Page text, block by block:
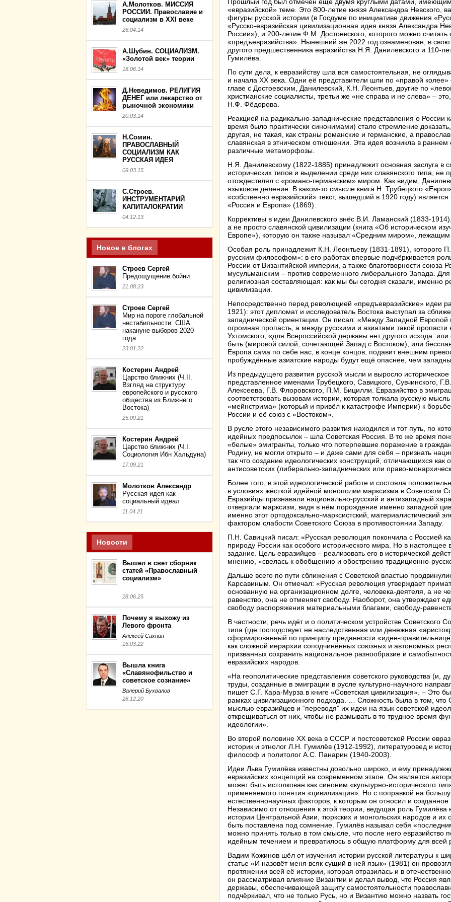
А.Молотков. МИССИЯ
РОССИИ. Православие и
социализм в XXI веке
26.04.14
А.Шубин. СОЦИАЛИЗМ.
«Золотой век» теории
18.06.14
Д.Неведимов. РЕЛИГИЯ
ДЕНЕГ или лекарство от
рыночной экономики
20.03.14
Н.Сомин.
ПРАВОСЛАВНЫЙ
СОЦИАЛИЗМ КАК
РУССКАЯ ИДЕЯ
09.03.15
С.Строев.
ИНСТРУМЕНТАРИЙ
КАПИТАЛОКРАТИИ
04.12.13
Новое в блогах
Строев Сергей
Предощущение бойни
21.08.23
Строев Сергей
Мир на пороге глобальной
нестабильности: США
накануне выборов 2020
года
23.01.22
Костерин Андрей
Царство ближних (Ч.II.
Взгляд на структуру
европейского и русского
общества из Ближнего
Востока)
25.09.21
Костерин Андрей
Царство ближних (Ч.I.
Социология Ибн Хальдуна)
17.09.21
Молотков Александр
Русская идея как
социальный идеал
11.04.21
Новости
Вышел в свет сборник
статей «Православный
социализм»
28.06.25
Почему я выхожу из
Левого фронта
Алексей Сахнин
16.03.22
Вышла книга
«Славянофильство и
советское сознание»
Валерий Бухвалов
28.12.20
«евразийской» теме. Это 800-летие князя Александра Невского,
фигуры русской истории (в Госдуме по инициативе движения
«Русско-евразийская цивилизационная идея князя Александра
России»), и 200-летие Ф.М. Достоевского, которого можно
«предъевразийства». Нынешний же 2022 год ознаменован, в
другого предшественника евразийства Н.Я. Данилевского и 110-
Гумилёва.
По сути дела, к евразийству шла вся самостоятельная, не
и начала XX века. Одни её представители шли по «правой
главе с Достоевским, Данилевский, К.Н. Леонтьев, другие по
христианские социалисты, третьи же «не справа и не слева» –
Н.Ф. Фёдорова.
Реакцией на радикально-западнические представления о России
время было практически синонимами) стало стремление
другая, не такая, как страны романские и германские, а
славянская в этническом отношении. Эта идея возникла в
различные метаморфозы.
Н.Я. Данилевскому (1822-1885) принадлежит основная заслуга в
исторических типов и выделении среди них славянского типа,
отождествлял с «романо-германским» миром. Как видим,
языковое деление. В каком-то смысле книга Н. Трубецкого
«собственно евразийский» текст, вышедший в 1920 году)
«Россия и Европа» (1869).
Коррективы в идеи Данилевского внёс В.И. Ламанский (1833-
а не просто славянской цивилизации (книга «Об историческом
Европе»), которую он также называл «Средним миром»,
Особая роль принадлежит К.Н. Леонтьеву (1831-1891), которого
русским философом»: в его работах впервые подчёркивается
России от Византийской империи, а также благотворности союза
мусульманским – против современного либерального Запада.
религиозная составляющая: как мы бы сегодня сказали, именно
цивилизации.
Непосредственно перед революцией «предъевразийские» идеи
1921): этот дипломат и исследователь Востока выступал за
западнической ориентации. Он писал: «Между Западной Европой
огромная пропасть, а между русскими и азиатами такой
Ухтомского, «для Всероссийской державы нет другого исхода:
быть (мировой силой, сочетающей Запад с Востоком), или
Европа сама по себе нас, в конце концов, подавит внешним
пробуждённые азиатские народы будут ещё опаснее, чем
Из предыдущего развития русской мысли и выросло историческое
представленное именами Трубецкого, Савицкого, Сувчинского,
Алексеева, Г.В. Флоровского, П.М. Бицилли. Евразийство в
соответствовать вызовам истории, которая толкала русскую
«мейнстрима» (который и привёл к катастрофе Империи) к
России и её союз с «Востоком».
В русле этого независимого развития находился и тот путь, по
идейных предпосылок – шла Советская Россия. В то же время
«белые» эмигранты, только что потерпевшие поражение в
Родину, не могли открыто – и даже сами для себя – признать
так что создание идеологических конструкций, отличающихся как
антисоветских (либерально-западнических или право-
Более того, в этой идеологической работе и состояла
в условиях жёсткой идейной монополии марксизма в Советском
Евразийцы признавали национально-русский и антизападный
отвергали марксизм, видя в нём порождение именно западной
именно этот ортодоксально-марксистский, материалистический
фактором слабости Советского Союза в противостоянии Западу.
П.Н. Савицкий писал: «Русская революция покончила с Россией
природу России как особого исторического мира. Но в
задание. Цель евразийцев – реализовать его в исторической
мнению, «свелась к обобщению и обострению традиционно-
Дальше всего по пути сближения с Советской властью
Карсавиным. Он отмечал: «Русская революция утверждает
основанную на организационном долге, человека-деятеля, а не
равенство, она не отменяет свободу. Наоборот, она утверждает
свободу распоряжения материальными благами, свободу-
В частности, речь идёт и о политическом устройстве Советского
типа (где господствует не наследственная или денежная
сформированный по принципу преданности «идее-
как сложной иерархии соподчинённых союзных и автономных
призванных сохранить национальное разнообразие и
евразийских народов.
«На геополитические представления советского руководства
труды, созданные в эмиграции в русле культурно-научного
пишет С.Г. Кара-Мурза в книге «Советская цивилизация». – Это
рамках цивилизационного подхода. … Сложность была в том, что
мыслью евразийцев и “переводя” их идеи на язык советской
открещиваться от них, чтобы не размывать в то трудное время
идеологии».
Во второй половине XX века в СССР и постсоветской России
историк и этнолог Л.Н. Гумилёв (1912-1992), литературовед и
философ и политолог А.С. Панарин (1940-2003).
Идеи Льва Гумилёва известны довольно широко, и ему
евразийских концепций на современном этапе. Он является
может быть истолкован как синоним «культурно-исторического
применяемого понятия «цивилизация». Но с поправкой на
естественнонаучных факторов, к которым он относил и
Независимо от отношения к этой теории, ведущая роль Гумилёва
истории Центральной Азии, тюркских и монгольских народов и
быть поставлена под сомнение. Гумилёв называл себя
можно принять только в том смысле, что после него
идейным течением и превратилось в общую платформу для всей
Вадим Кожинов шёл от изучения истории русской литературы к
статье «И назовёт меня всяк сущий в ней язык» (1981) он
протяжении всей её истории, которая отразилась и в
он рассматривал влияние Византии и делал вывод, что Россия
державы, обеспечивающей защиту самостоятельности
подчёркивал, что не только Русь, но и Византию можно назвать